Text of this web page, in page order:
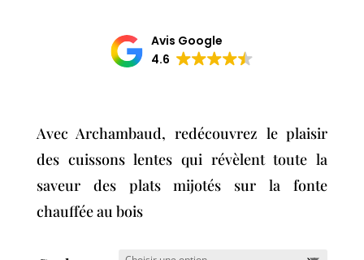
Avis Google
4.6
Avec Archambaud, redécouvrez le plaisir
des cuissons lentes qui révèlent toute la
saveur des plats mijotés sur la fonte
chauffée au bois